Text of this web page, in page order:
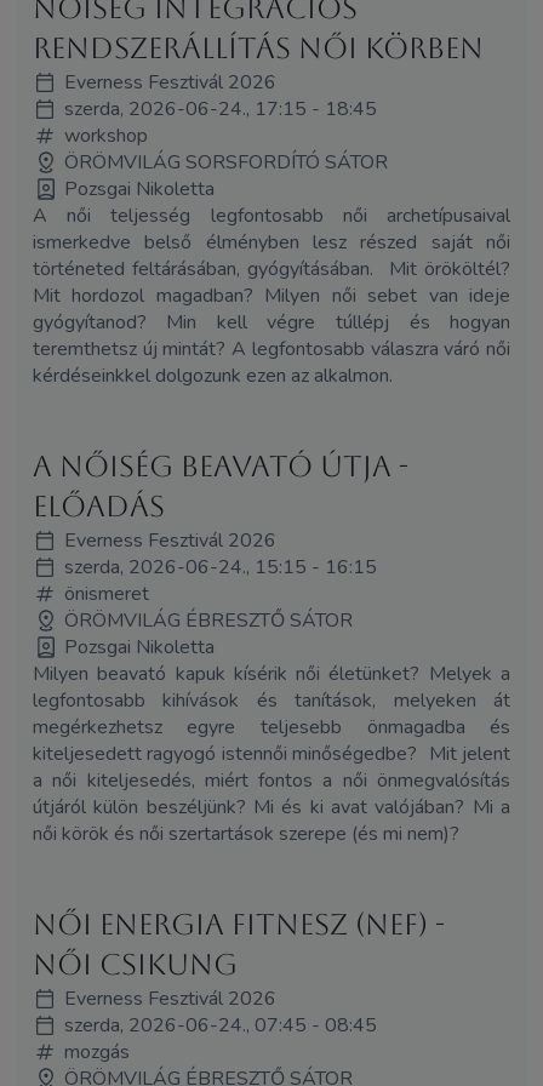
Nőiség Integrációs
Rendszerállítás Női Körben
Everness Fesztivál 2026
szerda, 2026-06-24., 17:15 - 18:45
workshop
ÖRÖMVILÁG SORSFORDÍTÓ SÁTOR
Pozsgai Nikoletta
A női teljesség legfontosabb női archetípusaival
ismerkedve belső élményben lesz részed saját női
történeted feltárásában, gyógyításában. Mit örököltél?
Mit hordozol magadban? Milyen női sebet van ideje
gyógyítanod? Min kell végre túllépj és hogyan
teremthetsz új mintát? A legfontosabb válaszra váró női
kérdéseinkkel dolgozunk ezen az alkalmon.
A Nőiség Beavató Útja -
előadás
Everness Fesztivál 2026
szerda, 2026-06-24., 15:15 - 16:15
önismeret
ÖRÖMVILÁG ÉBRESZTŐ SÁTOR
Pozsgai Nikoletta
Milyen beavató kapuk kísérik női életünket? Melyek a
legfontosabb kihívások és tanítások, melyeken át
megérkezhetsz egyre teljesebb önmagadba és
kiteljesedett ragyogó istennői minőségedbe? Mit jelent
a női kiteljesedés, miért fontos a női önmegvalósítás
útjáról külön beszéljünk? Mi és ki avat valójában? Mi a
női körök és női szertartások szerepe (és mi nem)?
Női Energia Fitnesz (NEF) -
Női Csikung
Everness Fesztivál 2026
szerda, 2026-06-24., 07:45 - 08:45
mozgás
ÖRÖMVILÁG ÉBRESZTŐ SÁTOR